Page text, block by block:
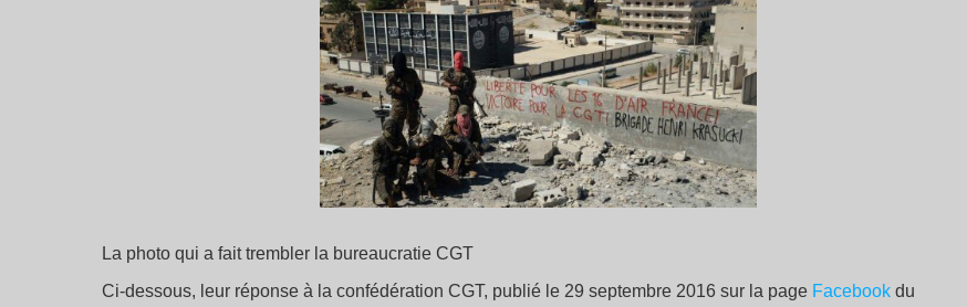
La photo qui a fait trembler la bureaucratie CGT
Ci-dessous, leur réponse à la confédération CGT, publié le 29 septembre 2016 sur la page Facebook du